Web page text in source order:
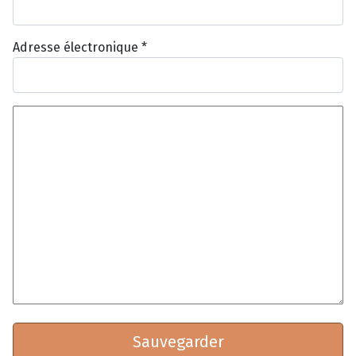
Adresse électronique *
*
Sauvegarder